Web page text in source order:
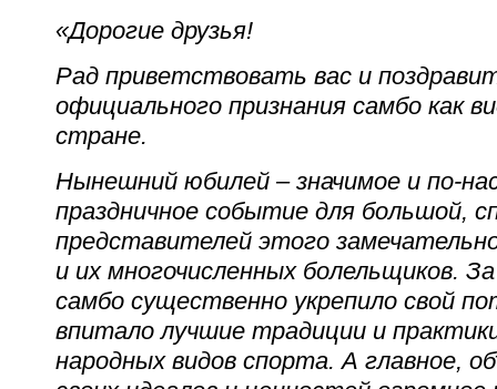
«Дорогие друзья!
Рад приветствовать вас и
официального признания самбо как
стране.
Нынешний юбилей – значимое и по-
праздничное событие для большой,
представителей этого
и их многочисленных болельщиков.
самбо существенно укрепило свой
впитало лучшие традиции и
народных видов спорта. А главное,